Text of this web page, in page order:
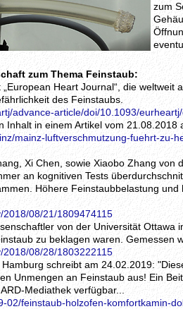
zum
zum Thema Feinstaub:
Heart Journal“, die weltweit
des Feinstaubs.
advance-article/doi/10.1093/
Inhalt in einem Artikel vom 21.08.2018
mainz-luftverschmutzung-fuehrt-zu-
Xi Chen, sowie Xiaobo Zhang von
an kognitiven Tests
Höhere Feinstaubbelastung
08/21/1809474115
von der Universität Ottawa
zu beklagen waren. Gemessen
08/28/1803222115
schreibt am 24.02.2019:
Unmengen an Feinstaub aus! Ein
Mediathek verfügbar...
02/feinstaub-holzofen-komfortkamin-